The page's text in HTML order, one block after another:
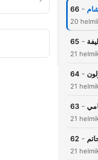
66 -
20
65 -
21
64 -
21
63 -
21
62 -
21